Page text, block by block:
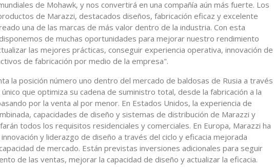
de Mohawk, y nos convertirá en una compañía aún más fuerte. Los
de Marazzi, destacados diseños, fabricación eficaz y excelente
una de las marcas de más valor dentro de la industria. Con esta
de muchas oportunidades para mejorar nuestro rendimiento
las mejores prácticas, conseguir experiencia operativa, innovación de
de fabricación por medio de la empresa".
la posición número uno dentro del mercado de baldosas de Rusia a través
que optimiza su cadena de suministro total, desde la fabricación a la
por la venta al por menor. En Estados Unidos, la experiencia de
capacidades de diseño y sistemas de distribución de Marazzi y
todos los requisitos residenciales y comerciales. En Europa, Marazzi ha
y liderazgo de diseño a través del ciclo y eficacia mejorada
de mercado. Están previstas inversiones adicionales para seguir
de las ventas, mejorar la capacidad de diseño y actualizar la eficacia.